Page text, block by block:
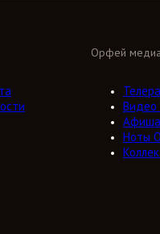
Орфей медиа
Ноты